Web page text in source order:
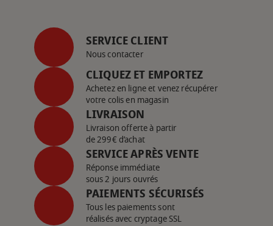
SERVICE CLIENT
Nous contacter
CLIQUEZ ET EMPORTEZ
Achetez en ligne et venez récupérer
votre colis en magasin
LIVRAISON
Livraison offerte à partir
de 299€ d’achat
SERVICE APRÈS VENTE
Réponse immédiate
sous 2 jours ouvrés
PAIEMENTS SÉCURISÉS
Tous les paiements sont
réalisés avec cryptage SSL